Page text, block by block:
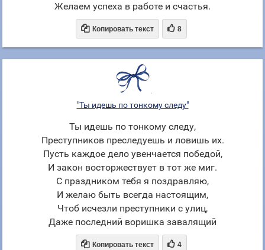
Желаем успеха в работе и счастья.
 Копировать текст  8
"Ты идешь по тонкому следу"
Ты идешь по тонкому следу,
Преступников преследуешь и ловишь их.
Пусть каждое дело увенчается победой,
И закон восторжествует в тот же миг.
С праздником тебя я поздравляю,
И желаю быть всегда настоящим,
Чтоб исчезли преступники с улиц,
Даже последний воришка завалящий
 Копировать текст  4